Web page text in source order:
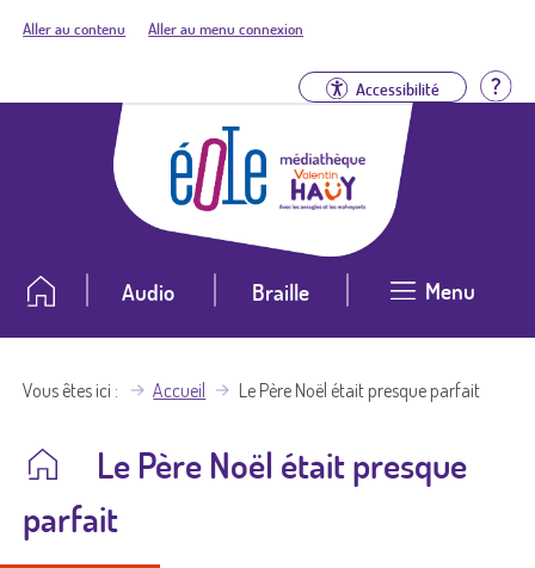
Aller au contenu Aller au menu connexion
Accessibilité
Audio Braille Menu
Vous êtes ici Accueil Le Père Noël était presque parfait
Le Père Noël était presque
parfait